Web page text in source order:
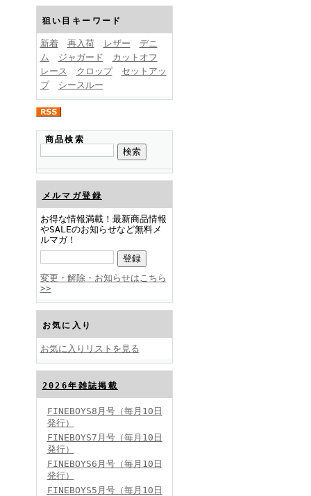
FINEBOYS2024年12月号
FINEBOYS2024年11月号
FINEBOYS2024年10月号
狙い目キーワード
新着 再入荷 レザー
デニ
ム
ジャガード
カットオフ
レース
クロップ
セットアッ
プ
シースルー
商品検索
メルマガ登録
お得な情報満載！最新商品情報
やSALEのお知らせなど無料メ
ルマガ！
変更・解除・お知らせはこちら
>>
お気に入り
お気に入りリストを見る
2026年雑誌掲載
FINEBOYS8月号（毎月10日
発行）
FINEBOYS7月号（毎月10日
発行）
FINEBOYS6月号（毎月10日
発行）
FINEBOYS5月号（毎月10日